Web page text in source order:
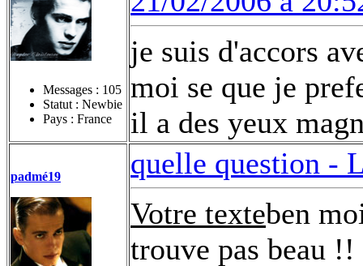
Messages : 105
Statut : Newbie
Pays : France
je suis d'accors
moi se que je
il a des yeux
padmé19 quelle question -
Votre texteben
trouve pas beau